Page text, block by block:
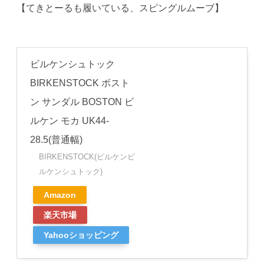
【てきとーるも履いている、スピングルムーブ】
ビルケンシュトック
BIRKENSTOCK ボスト
ン サンダル BOSTON ビ
ルケン モカ UK44-
28.5(普通幅)
BIRKENSTOCK(ビルケンビ
ルケンシュトック)
Amazon
楽天市場
Yahooショッピング